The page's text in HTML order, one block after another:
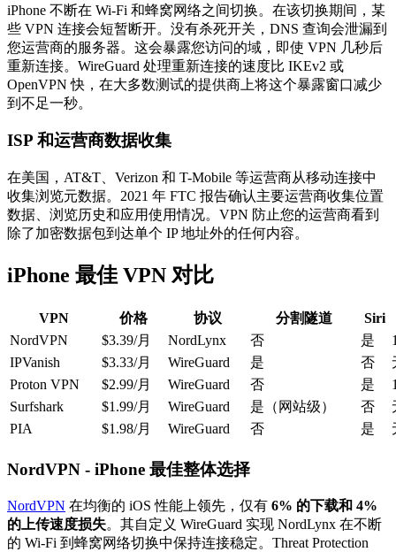
iPhone 不断在 Wi-Fi 和蜂窝网络之间切换。在该切换期间，某
些 VPN 连接会短暂断开。没有杀死开关，DNS 查询会泄漏到
您运营商的服务器。这会暴露您访问的域，即使 VPN 几秒后
重新连接。WireGuard 处理重新连接的速度比 IKEv2 或
OpenVPN 快，在大多数测试的提供商上将这个暴露窗口减少
到不足一秒。
ISP 和运营商数据收集
在美国，AT&T、Verizon 和 T-Mobile 等运营商从移动连接中
收集浏览元数据。2021 年 FTC 报告确认主要运营商收集位置
数据、浏览历史和应用使用情况。VPN 防止您的运营商看到
除了加密数据包到达单个 IP 地址外的任何内容。
iPhone 最佳 VPN 对比
VPN 价格 协议 分割隧道
Siri
NordVPN
$3.39/月 NordLynx 否 是
IPVanish
$3.33/月 WireGuard 是 否
Proton VPN
$2.99/月 WireGuard 否 是
Surfshark
$1.99/月 WireGuard 是（网站级） 否
PIA
$1.98/月 WireGuard 否 是
NordVPN - iPhone 最佳整体选择
NordVPN 在均衡的 iOS 性能上领先，仅有 6% 的下载和 4%
的上传速度损失。其自定义 WireGuard 实现 NordLynx 在不断
的 Wi-Fi 到蜂窝网络切换中保持连接稳定。Threat Protection